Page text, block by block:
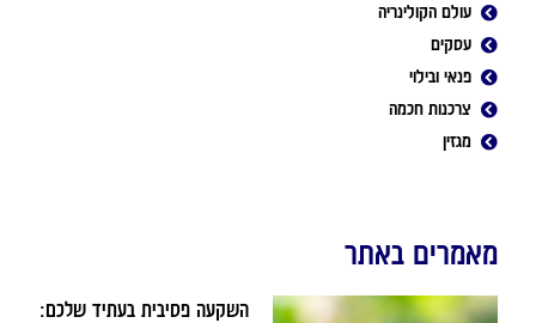
עולם הקולינריה
עסקים
פנאי ובילוי
צרכנות חכמה
מגזין
מאמרים באתר
השקעה פסיבית בעתיד שלכם: